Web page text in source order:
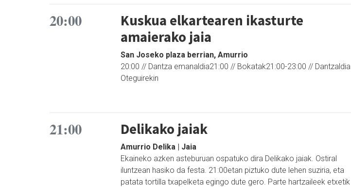
20:00
Kuskua elkartearen ikasturte
amaierako jaia
San Joseko plaza berrian, Amurrio
20:00 // Dantza emanaldia21:00 // Bokatak21:00-23:00 // Dantzaldia
Oteguirekin
21:00 Delikako jaiak
Amurrio Delika | Jaia
Ekaineko azken asteburuan ospatuko dira Delikako jaiak. Ostiral
iluntzean hasiko da festa. 21:00etan piztuko dute lehen suziria, eta
patata tortilla txapelketa egingo dute gero. Parte hartzaileek etxetik